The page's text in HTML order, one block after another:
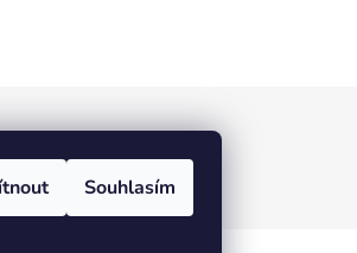
Souhlasím
Stolístek